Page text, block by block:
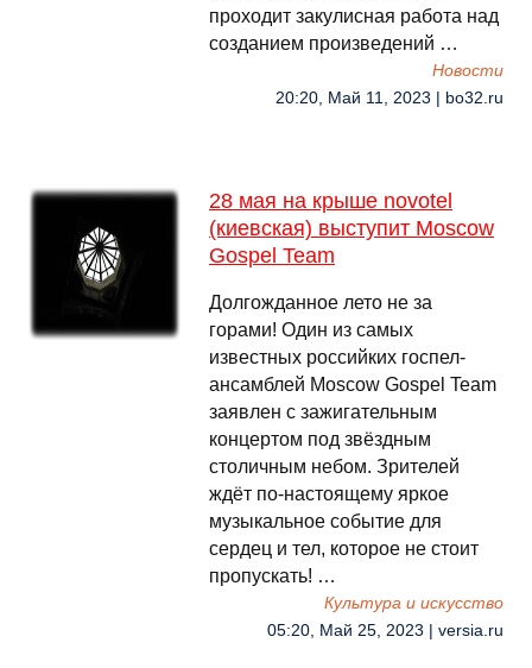
проходит закулисная работа над
созданием произведений …
Новости
20:20, Май 11, 2023 | bo32.ru
28 мая на крыше novotel
(киевская) выступит Moscow
Gospel Team
Долгожданное лето не за
горами! Один из самых
известных российких госпел-
ансамблей Moscow Gospel Team
заявлен с зажигательным
концертом под звёздным
столичным небом. Зрителей
ждёт по-настоящему яркое
музыкальное событие для
сердец и тел, которое не стоит
пропускать! …
Культура и искусство
05:20, Май 25, 2023 | versia.ru